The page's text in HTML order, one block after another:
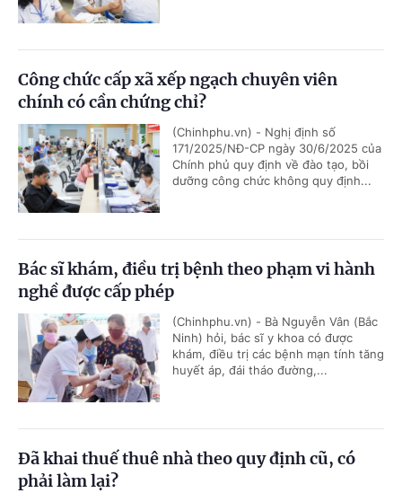
Công chức cấp xã xếp ngạch chuyên viên
chính có cần chứng chỉ?
(Chinhphu.vn) - Nghị định số
171/2025/NĐ-CP ngày 30/6/2025 của
Chính phủ quy định về đào tạo, bồi
dưỡng công chức không quy định...
Bác sĩ khám, điều trị bệnh theo phạm vi hành
nghề được cấp phép
(Chinhphu.vn) - Bà Nguyễn Vân (Bắc
Ninh) hỏi, bác sĩ y khoa có được
khám, điều trị các bệnh mạn tính tăng
huyết áp, đái tháo đường,...
Đã khai thuế thuê nhà theo quy định cũ, có
phải làm lại?